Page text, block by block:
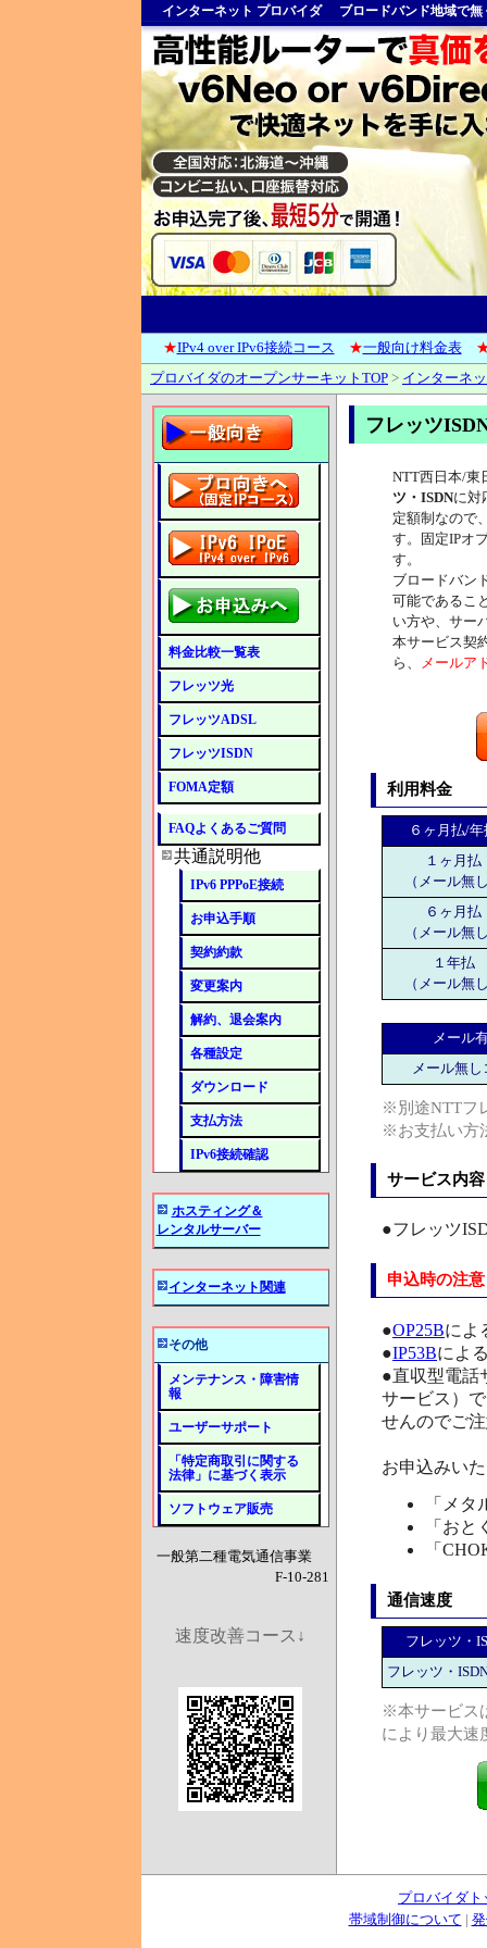
インターネット プロバイダ ブロードバンド地域で
★IPv4 over IPv6接続コース ★一般向け料金表
プロバイダのオープンサーキットTOP > インターネ
フレッツ
NTT西日本/東
ツ・ISDNに対
定額制なので
す。固定IPオ
す。
ブロードバン
可能であるこ
い方や、サー
本サービス契
ら、
メールア
利用料金
６ヶ月払/年
１ヶ月払
（メール無
６ヶ月払
（メール無
１年払
（メール無
メール
メール無し
※別途NTTフ
※お支払い方
サービス内容
●フレッツ
申込時の注意
●OP25Bによ
●IP53Bによ
●直収型電話
サービス）
せんのでご
お申込みい
「メ
「お
「
通信速度
フレッツ・
フレッツ・
※本サービス
により最大速
料金比較一覧表
フレッツ光
フレッツADSL
フレッツISDN
FOMA定額
FAQよくあるご質問
共通説明他
IPv6 PPPoE接続
お申込手順
契約約款
変更案内
解約、退会案内
各種設定
ダウンロード
支払方法
IPv6接続確認
ホスティング＆
レンタルサーバー
インターネット関連
その他
メンテナンス・障害情
報
ユーザーサポート
「特定商取引に関する
法律」に基づく表示
ソフトウェア販売
一般第二種電気通信事業
F-10-281
速度改善コース↓
プロバイダト
帯域制御について |